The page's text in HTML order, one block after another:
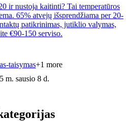
ir nustoja kaitinti? Tai temperatūros
65% atvejų išsprendžiama per 20-
patikrinimas, jutiklio valymas,
€90-150 serviso.
taisymas+1 more
m. sausio 8 d.